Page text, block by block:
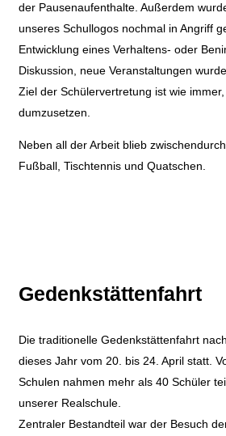
der Pausenaufenthalte. Außerdem
unseres Schullogos nochmal in Angriff
Entwicklung eines Verhaltens- oder
Diskussion, neue Veranstaltungen
Ziel der Schülervertretung ist wie
dumzusetzen.
Neben all der Arbeit blieb
Fußball, Tischtennis und Quatschen.
Gedenkstättenfahrt
Die traditionelle Gedenkstättenfahrt
dieses Jahr vom 20. bis 24. April statt.
Schulen nahmen mehr als 40 Schüler
unserer Realschule.
Zentraler Bestandteil war der Besuch